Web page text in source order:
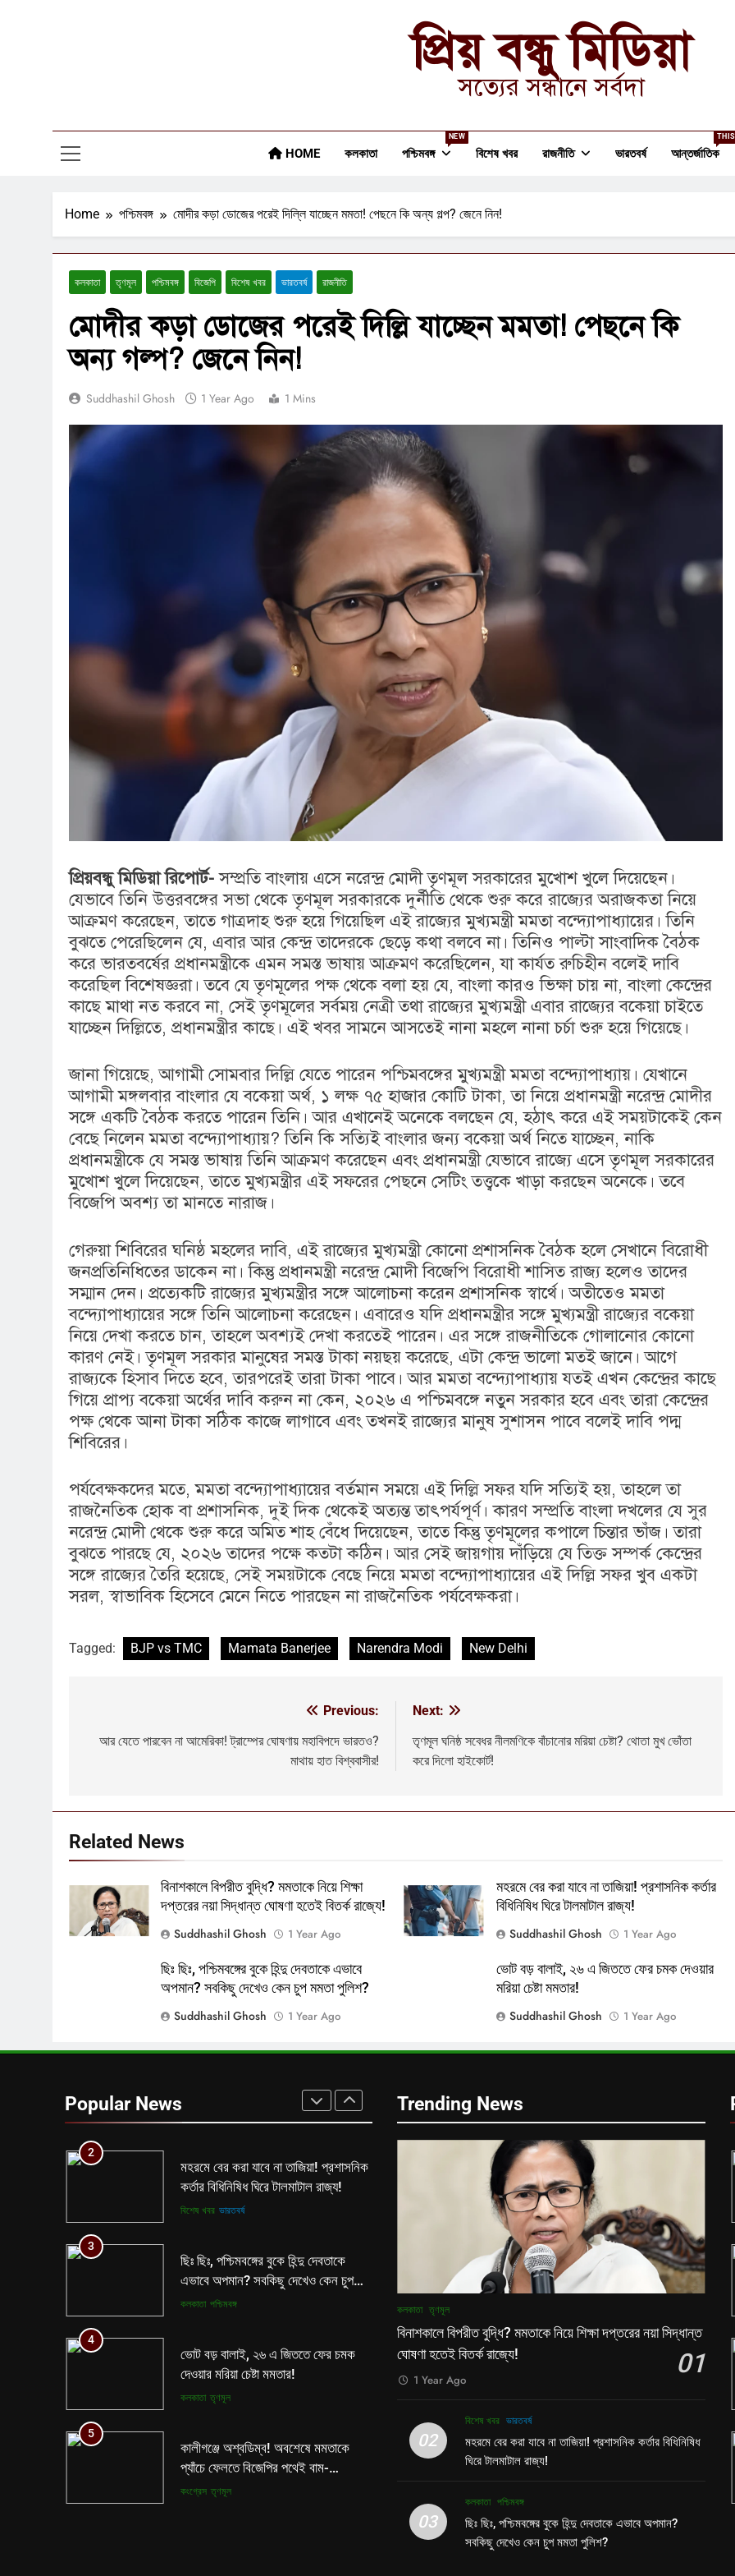
প্রিয় বন্ধু মিডিয়া
সত্যের সন্ধানে সর্বদা
HOME কলকাতা পশ্চিমবঙ্গ
NEW
বিশেষ খবর রাজনীতি ভারতবর্ষ আন্তর্জাতিক
THIS
Home পশ্চিমবঙ্গ মোদীর কড়া ডোজের পরেই দিল্লি যাচ্ছেন মমতা! পেছনে কি অন্য গল্প? জেনে নিন!
কলকাতা তৃণমূল পশ্চিমবঙ্গ বিজেপি বিশেষ খবর ভারতবর্ষ রাজনীতি
মোদীর কড়া ডোজের পরেই দিল্লি যাচ্ছেন মমতা! পেছনে কি
অন্য গল্প? জেনে নিন!
Suddhashil Ghosh 1 Year Ago 1 Mins
প্রিয়বন্ধু মিডিয়া রিপোর্ট-সম্প্রতি বাংলায় এসে নরেন্দ্র মোদী তৃণমূল সরকারের মুখোশ খুলে দিয়েছেন।
যেভাবে তিনি উত্তরবঙ্গের সভা থেকে তৃণমূল সরকারকে দুর্নীতি থেকে শুরু করে রাজ্যের অরাজকতা নিয়ে
আক্রমণ করেছেন, তাতে গাত্রদাহ শুরু হয়ে গিয়েছিল এই রাজ্যের মুখ্যমন্ত্রী মমতা বন্দ্যোপাধ্যায়ের। তিনি
বুঝতে পেরেছিলেন যে, এবার আর কেন্দ্র তাদেরকে ছেড়ে কথা বলবে না। তিনিও পাল্টা সাংবাদিক বৈঠক
করে ভারতবর্ষের প্রধানমন্ত্রীকে এমন সমস্ত ভাষায় আক্রমণ করেছিলেন, যা কার্যত রুচিহীন বলেই দাবি
করেছিল বিশেষজ্ঞরা। তবে যে তৃণমূলের পক্ষ থেকে বলা হয় যে, বাংলা কারও ভিক্ষা চায় না, বাংলা কেন্দ্রের
কাছে মাথা নত করবে না, সেই তৃণমূলের সর্বময় নেত্রী তথা রাজ্যের মুখ্যমন্ত্রী এবার রাজ্যের বকেয়া চাইতে
যাচ্ছেন দিল্লিতে, প্রধানমন্ত্রীর কাছে। এই খবর সামনে আসতেই নানা মহলে নানা চর্চা শুরু হয়ে গিয়েছে।
জানা গিয়েছে, আগামী সোমবার দিল্লি যেতে পারেন পশ্চিমবঙ্গের মুখ্যমন্ত্রী মমতা বন্দ্যোপাধ্যায়। যেখানে
আগামী মঙ্গলবার বাংলার যে বকেয়া অর্থ, ১ লক্ষ ৭৫ হাজার কোটি টাকা, তা নিয়ে প্রধানমন্ত্রী নরেন্দ্র মোদীর
সঙ্গে একটি বৈঠক করতে পারেন তিনি। আর এখানেই অনেকে বলছেন যে, হঠাৎ করে এই সময়টাকেই কেন
বেছে নিলেন মমতা বন্দ্যোপাধ্যায়? তিনি কি সত্যিই বাংলার জন্য বকেয়া অর্থ নিতে যাচ্ছেন, নাকি
প্রধানমন্ত্রীকে যে সমস্ত ভাষায় তিনি আক্রমণ করেছেন এবং প্রধানমন্ত্রী যেভাবে রাজ্যে এসে তৃণমূল সরকারের
মুখোশ খুলে দিয়েছেন, তাতে মুখ্যমন্ত্রীর এই সফরের পেছনে সেটিং তত্ত্বকে খাড়া করছেন অনেকে। তবে
বিজেপি অবশ্য তা মানতে নারাজ।
গেরুয়া শিবিরের ঘনিষ্ঠ মহলের দাবি, এই রাজ্যের মুখ্যমন্ত্রী কোনো প্রশাসনিক বৈঠক হলে সেখানে বিরোধী
জনপ্রতিনিধিতের ডাকেন না। কিন্তু প্রধানমন্ত্রী নরেন্দ্র মোদী বিজেপি বিরোধী শাসিত রাজ্য হলেও তাদের
সম্মান দেন। প্রত্যেকটি রাজ্যের মুখ্যমন্ত্রীর সঙ্গে আলোচনা করেন প্রশাসনিক স্বার্থে। অতীতেও মমতা
বন্দ্যোপাধ্যায়ের সঙ্গে তিনি আলোচনা করেছেন। এবারেও যদি প্রধানমন্ত্রীর সঙ্গে মুখ্যমন্ত্রী রাজ্যের বকেয়া
নিয়ে দেখা করতে চান, তাহলে অবশ্যই দেখা করতেই পারেন। এর সঙ্গে রাজনীতিকে গোলানোর কোনো
কারণ নেই। তৃণমূল সরকার মানুষের সমস্ত টাকা নয়ছয় করেছে, এটা কেন্দ্র ভালো মতই জানে। আগে
রাজ্যকে হিসাব দিতে হবে, তারপরেই তারা টাকা পাবে। আর মমতা বন্দ্যোপাধ্যায় যতই এখন কেন্দ্রের কাছে
গিয়ে প্রাপ্য বকেয়া অর্থের দাবি করুন না কেন, ২০২৬ এ পশ্চিমবঙ্গে নতুন সরকার হবে এবং তারা কেন্দ্রের
পক্ষ থেকে আনা টাকা সঠিক কাজে লাগাবে এবং তখনই রাজ্যের মানুষ সুশাসন পাবে বলেই দাবি পদ্ম
শিবিরের।
পর্যবেক্ষকদের মতে, মমতা বন্দ্যোপাধ্যায়ের বর্তমান সময়ে এই দিল্লি সফর যদি সত্যিই হয়, তাহলে তা
রাজনৈতিক হোক বা প্রশাসনিক, দুই দিক থেকেই অত্যন্ত তাৎপর্যপূর্ণ। কারণ সম্প্রতি বাংলা দখলের যে সুর
নরেন্দ্র মোদী থেকে শুরু করে অমিত শাহ বেঁধে দিয়েছেন, তাতে কিন্তু তৃণমূলের কপালে চিন্তার ভাঁজ। তারা
বুঝতে পারছে যে, ২০২৬ তাদের পক্ষে কতটা কঠিন। আর সেই জায়গায় দাঁড়িয়ে যে তিক্ত সম্পর্ক কেন্দ্রের
সঙ্গে রাজ্যের তৈরি হয়েছে, সেই সময়টাকে বেছে নিয়ে মমতা বন্দ্যোপাধ্যায়ের এই দিল্লি সফর খুব একটা
সরল, স্বাভাবিক হিসেবে মেনে নিতে পারছেন না রাজনৈতিক পর্যবেক্ষকরা।
Tagged: BJP vs TMC Mamata Banerjee Narendra Modi New Delhi
navigation
Previous:
আর যেতে পারবেন না আমেরিকা! ট্রাম্পের ঘোষণায় মহাবিপদে ভারতও?
মাথায় হাত বিশ্ববাসীর!
Next:
তৃণমূল ঘনিষ্ঠ সবেধর নীলমণিকে বাঁচানোর মরিয়া চেষ্টা? থোতা মুখ ভোঁতা
করে দিলো হাইকোর্ট!
Related News
বিনাশকালে বিপরীত বুদ্ধি? মমতাকে নিয়ে শিক্ষা
দপ্তরের নয়া সিদ্ধান্ত ঘোষণা হতেই বিতর্ক রাজ্যে!
Suddhashil Ghosh
1 Year Ago
মহরমে বের করা যাবে না তাজিয়া! প্রশাসনিক কর্তার
বিধিনিষিধ ঘিরে টালমাটাল রাজ্য!
Suddhashil Ghosh
1 Year Ago
ছিঃ ছিঃ, পশ্চিমবঙ্গের বুকে হিন্দু দেবতাকে এভাবে
অপমান? সবকিছু দেখেও কেন চুপ মমতা পুলিশ?
Suddhashil Ghosh
1 Year Ago
ভোট বড় বালাই, ২৬ এ জিততে ফের চমক দেওয়ার
মরিয়া চেষ্টা মমতার!
Suddhashil Ghosh
1 Year Ago
Popular News
প্যাঁচে ফেলতে বিজেপির পথেই বাম-
কংগ্রেস?
কংগ্রেস তৃণমূল
দিশেহারা হয়ে নির্লজ্জ হুমকি পাকিস্তানের!
আন্তর্জাতিক
শেষ পর্যন্ত বাংলাদেশের সঙ্গে বৈঠক মমতার!
হাঁটে হাড়ি ভেঙে দিলেন শুভেন্দু!
আন্তর্জাতিক কলকাতা
তৃণমূলের খেলা শেষ? কালীগঞ্জের ফলাফলের
পরেই তো চক্ষু চড়কগাছ মমতার?
কলকাতা তৃণমূল
শিক্ষা দপ্তরের নয়া সিদ্ধান্ত ঘোষণা হতেই
বিতর্ক রাজ্যে!
2
মহরমে বের করা যাবে না তাজিয়া! প্রশাসনিক
কর্তার বিধিনিষিধ ঘিরে টালমাটাল রাজ্য!
বিশেষ খবর ভারতবর্ষ
3
ছিঃ ছিঃ, পশ্চিমবঙ্গের বুকে হিন্দু দেবতাকে
এভাবে অপমান? সবকিছু দেখেও কেন চুপ
মমতা পুলিশ?
কলকাতা পশ্চিমবঙ্গ
4
ভোট বড় বালাই, ২৬ এ জিততে ফের চমক
দেওয়ার মরিয়া চেষ্টা মমতার!
কলকাতা তৃণমূল
5
কালীগঞ্জে অশ্বডিম্ব! অবশেষে মমতাকে
প্যাঁচে ফেলতে বিজেপির পথেই বাম-
কংগ্রেস?
কংগ্রেস তৃণমূল
Trending News
কলকাতা তৃণমূল
বিনাশকালে বিপরীত বুদ্ধি? মমতাকে নিয়ে শিক্ষা দপ্তরের নয়া সিদ্ধান্ত
ঘোষণা হতেই বিতর্ক রাজ্যে!
01
1 Year Ago
02
বিশেষ খবর ভারতবর্ষ
মহরমে বের করা যাবে না তাজিয়া! প্রশাসনিক কর্তার বিধিনিষিধ
ঘিরে টালমাটাল রাজ্য!
03
কলকাতা পশ্চিমবঙ্গ
ছিঃ ছিঃ, পশ্চিমবঙ্গের বুকে হিন্দু দেবতাকে এভাবে অপমান?
সবকিছু দেখেও কেন চুপ মমতা পুলিশ?